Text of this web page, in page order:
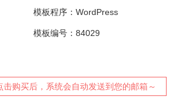
模板程序：WordPress
模板编号：84029
购买后，系统会自动发送到您的邮箱～